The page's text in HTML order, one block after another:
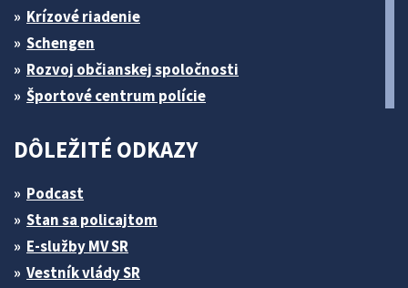
Krízové riadenie
Schengen
Rozvoj občianskej spoločnosti
Športové centrum polície
DÔLEŽITÉ ODKAZY
Podcast
Stan sa policajtom
E-služby MV SR
Vestník vlády SR